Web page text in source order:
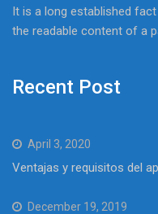
It is a long established
the readable content of a
Recent Post
April 3, 2020
Ventajas y requisitos del
December 19, 2019